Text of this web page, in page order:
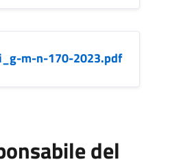
m-n-170-2023.pdf
del